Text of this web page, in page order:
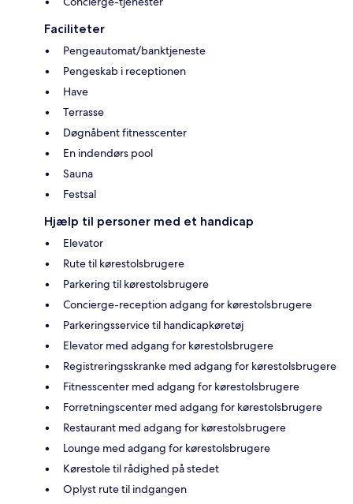
Faciliteter
Pengeautomat/banktjeneste
Pengeskab i receptionen
Have
Terrasse
Døgnåbent fitnesscenter
En indendørs pool
Sauna
Festsal
Hjælp til personer med et handicap
Elevator
Rute til kørestolsbrugere
Parkering til kørestolsbrugere
Concierge-reception adgang for kørestolsbrugere
Parkeringsservice til handicapkøretøj
Elevator med adgang for kørestolsbrugere
Registreringsskranke med adgang for kørestolsbrugere
Fitnesscenter med adgang for kørestolsbrugere
Forretningscenter med adgang for kørestolsbrugere
Restaurant med adgang for kørestolsbrugere
Lounge med adgang for kørestolsbrugere
Kørestole til rådighed på stedet
Oplyst rute til indgangen